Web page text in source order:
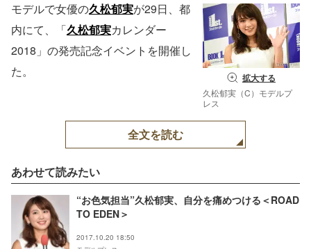
拡大する
久松郁実（C）モデルプ
レス
モデルで女優の久松郁実が29日、都
内にて、「久松郁実カレンダー
2018」の発売記念イベントを開催し
た。
全文を読む
あわせて読みたい
“お色気担当”久松郁実、自分を痛めつける＜ROAD
TO EDEN＞
2017.10.20 18:50